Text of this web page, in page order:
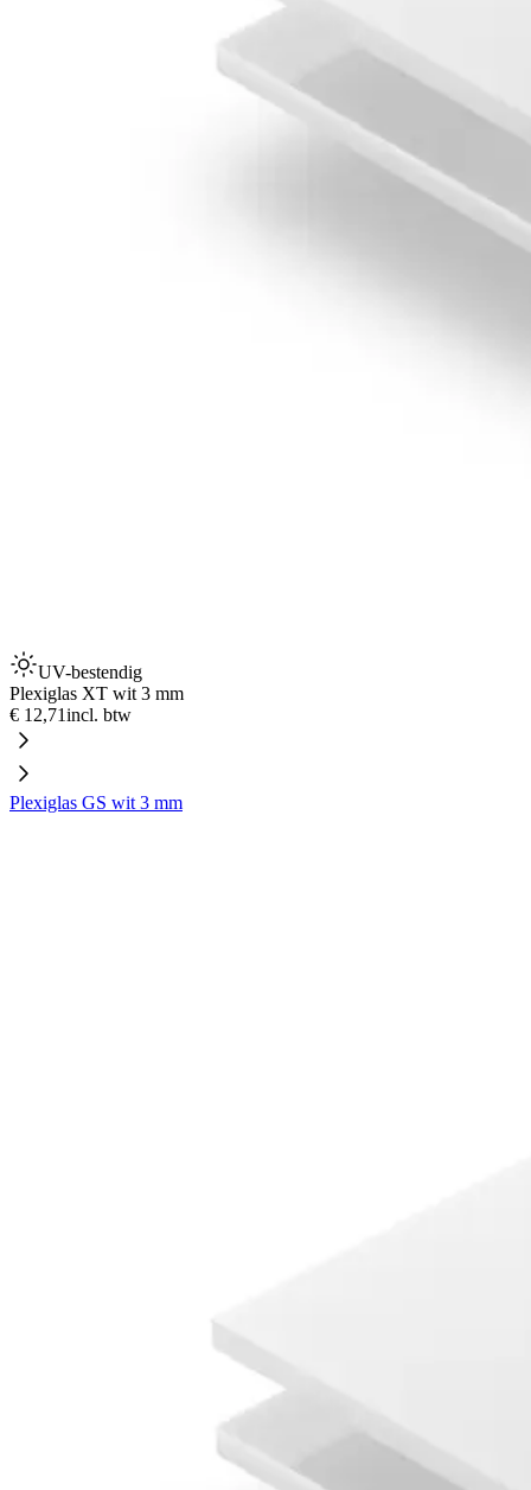
UV-bestendig
Plexiglas XT wit 3 mm
€ 12,71incl. btw
Plexiglas GS wit 3 mm